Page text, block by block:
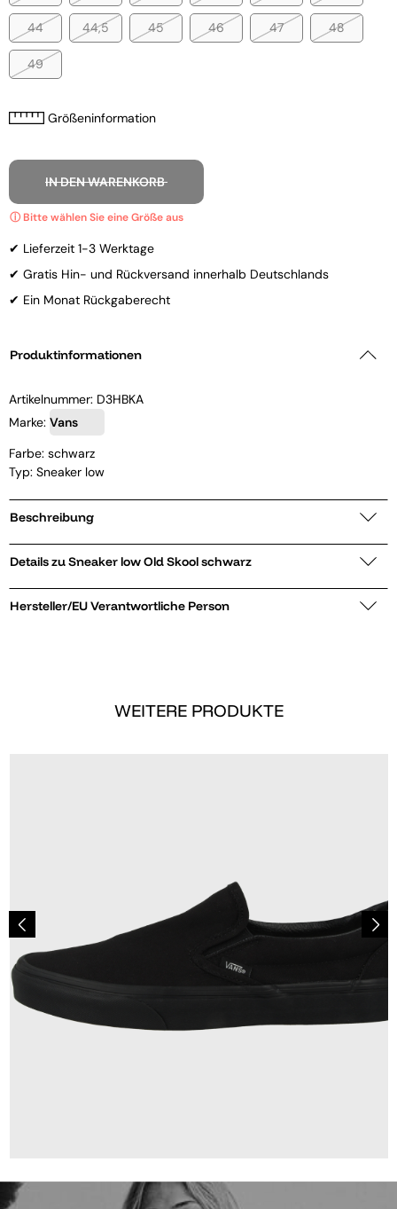
44 44,5 45 46 47 48
49
Größeninformation
IN DEN WARENKORB
✔ Lieferzeit 1-3 Werktage
✔ Gratis Hin- und Rückversand innerhalb Deutschlands
✔ Ein Monat Rückgaberecht
Produktinformationen
Artikelnummer: D3HBKA
Marke: Vans
Farbe: schwarz
Typ: Sneaker low
Beschreibung
Details zu Sneaker low Old Skool schwarz
Hersteller/EU Verantwortliche Person
WEITERE PRODUKTE